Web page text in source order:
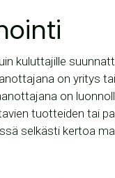
kuluttajille
on yritys
on
tuotteiden tai
selkästi kertoa